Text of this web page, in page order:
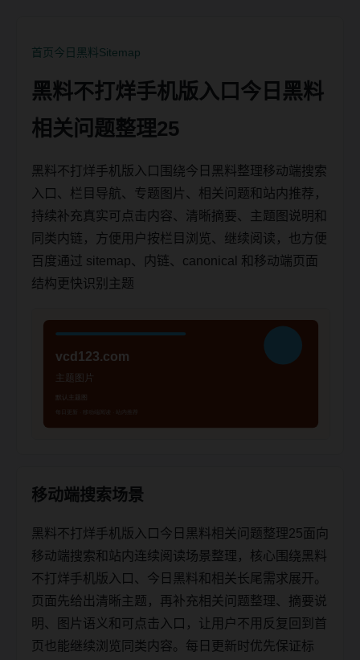
首页今日黑料Sitemap
黑料不打烊手机版入口今日黑料
相关问题整理25
黑料不打烊手机版入口围绕今日黑料整理移动端搜索
入口、栏目导航、专题图片、相关问题和站内推荐，
持续补充真实可点击内容、清晰摘要、主题图说明和
同类内链，方便用户按栏目浏览、继续阅读，也方便
百度通过 sitemap、内链、canonical 和移动端页面
结构更快识别主题
移动端搜索场景
黑料不打烊手机版入口今日黑料相关问题整理25面向
移动端搜索和站内连续阅读场景整理，核心围绕黑料
不打烊手机版入口、今日黑料和相关长尾需求展开。
页面先给出清晰主题，再补充相关问题整理、摘要说
明、图片语义和可点击入口，让用户不用反复回到首
页也能继续浏览同类内容。每日更新时优先保证标